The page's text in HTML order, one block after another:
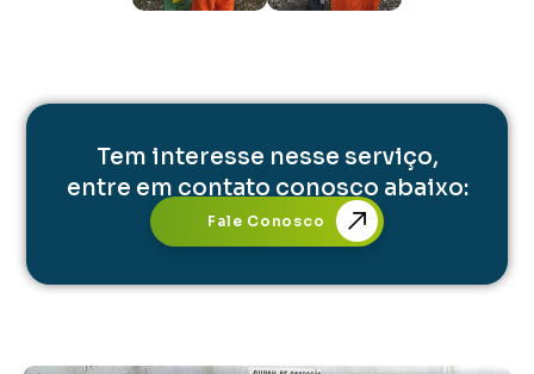
Tem interesse nesse serviço,
entre em contato conosco abaixo:
Fale Conosco